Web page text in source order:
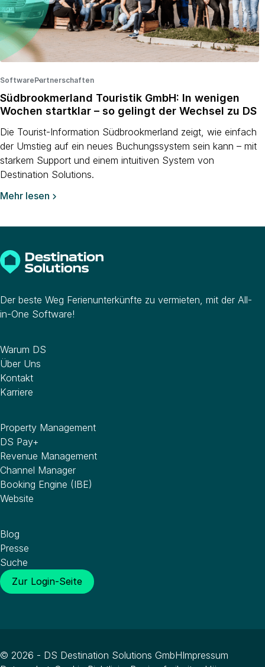
Software ·
Partnerschaften
Südbrookmerland Touristik GmbH: In wenigen
Wochen startklar – so gelingt der Wechsel zu DS
Die Tourist-Information Südbrookmerland zeigt, wie einfach
der Umstieg auf ein neues Buchungssystem sein kann – mit
starkem Support und einem intuitiven System von
Destination Solutions.
Mehr lesen 
Der beste Weg Ferienunterkünfte zu vermieten, mit der All-
in-One Software!
Warum DS
Über Uns
Kontakt
Karriere
Property Management
DS Pay+
Revenue Management
Channel Manager
Booking Engine (IBE)
Website
Blog
Presse
Suche
Zur Login-Seite
© 2026 - DS Destination Solutions GmbHImpressum